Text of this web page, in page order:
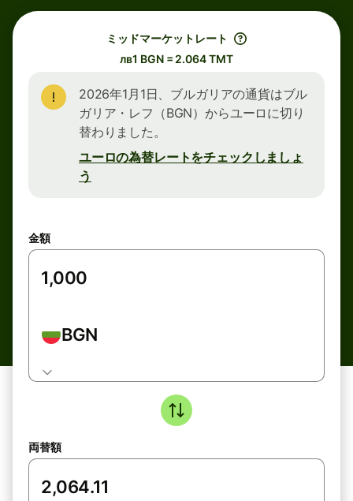
ミッドマーケットレート
лв1 BGN = 2.064 TMT
2026年1月1日、ブルガリアの通貨はブル
ガリア・レフ（BGN）からユーロに切り
替わりました。
ユーロの為替レートをチェックしましょ
う
金額
BGN
両替額